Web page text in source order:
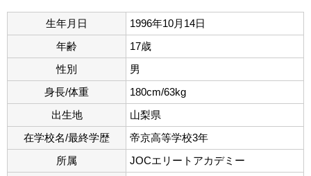
生年月日
1996年10月14日
年齢
17歳
性別
男
身長/体重
180cm/63kg
出生地
山梨県
在学校名/最終学歴
帝京高等学校3年
所属
JOCエリートアカデミー